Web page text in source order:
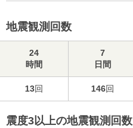
地震観測回数
24
時間
7
日間
13回 146回
震度3以上の地震観測回数